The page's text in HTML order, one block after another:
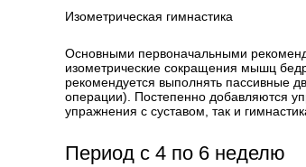
Изометрическая гимнастика
Основными первоначальными
изометрические сокращения мышц
рекомендуется выполнять пассивные
операции). Постепенно добавляются
упражнения с суставом, так и
Период с 4 по 6 неделю